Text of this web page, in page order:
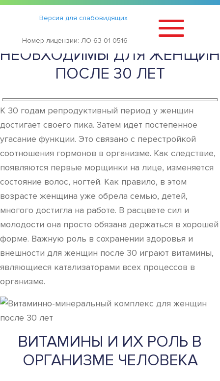
Версия для слабовидящих
Номер лицензии: ЛО-63-01-0516
Статьи ›
КАКИЕ ВИТАМИНЫ
НЕОБХОДИМЫ ДЛЯ ЖЕНЩИН
ПОСЛЕ 30 ЛЕТ
К 30 годам репродуктивный период у женщин
достигает своего пика. Затем идет постепенное
угасание функции. Это связано с перестройкой
соотношения гормонов в организме. Как следствие,
появляются первые морщинки на лице, изменяется
состояние волос, ногтей. Как правило, в этом
возрасте женщина уже обрела семью, детей,
многого достигла на работе. В расцвете сил и
молодости она просто обязана держаться в хорошей
форме. Важную роль в сохранении здоровья и
внешности для женщин после 30 играют витамины,
являющиеся катализаторами всех процессов в
организме.
ВИТАМИНЫ И ИХ РОЛЬ В
ОРГАНИЗМЕ ЧЕЛОВЕКА